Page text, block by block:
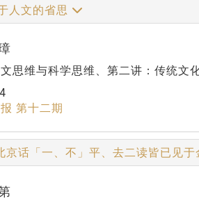
人文的省思
思维与科学思维、第二讲：传统文
第十二期
京话「一、不」平、去二读皆已见于